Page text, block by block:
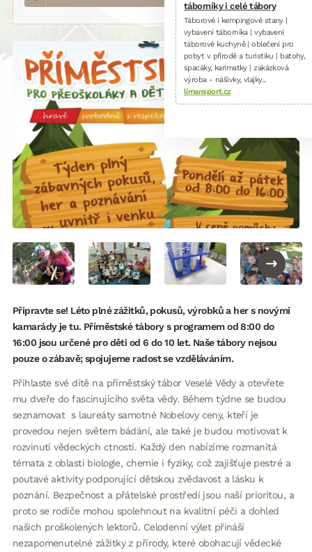
Připravte se! Léto plné zážitků, pokusů, výrobků a her s novými
kamarády je tu. Příměstské tábory s programem od 8:00 do
16:00 jsou určené pro děti od 6 do 10 let. Naše tábory nejsou
pouze o zábavě; spojujeme radost se vzděláváním.
Přihlaste své dítě na příměstský tábor Veselé Vědy a otevřete
mu dveře do fascinujícího světa vědy. Během týdne se budou
seznamovat s laureáty samotné Nobelovy ceny, kteří je
provedou nejen světem bádání, ale také je budou motivovat k
rozvinutí vědeckých ctností. Každý den nabízíme rozmanitá
témata z oblasti biologie, chemie i fyziky, což zajišťuje pestré a
poutavé aktivity podporující dětskou zvědavost a lásku k
poznání. Bezpečnost a přátelské prostředí jsou naší prioritou, a
proto se rodiče mohou spolehnout na kvalitní péči a dohled
našich proškolených lektorů. Celodenní výlet přináší
nezapomenutelné zážitky z přírody, které obohacují vědecké
táborníky i celé tábory
Táborové i kempingové stany |
vybavení táborníka | vybavení
táborové kuchyně | oblečení pro
pobyt v přírodě a turistiku | batohy,
spacáky, karimatky | zakázková
výroba - nášivky, vlajky...
limansport.cz